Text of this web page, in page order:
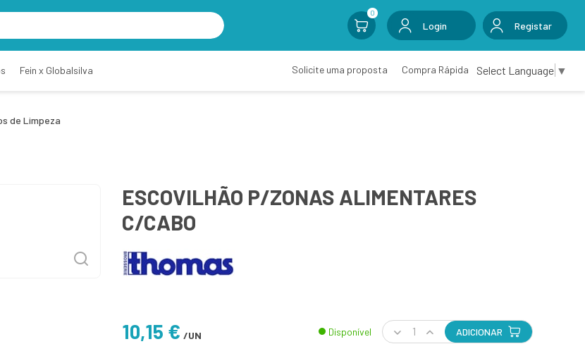
0
Login Registar
Fein x Globalsilva Solicite uma proposta Compra Rápida Select Language ▼
de Limpeza
ESCOVILHÃO P/ZONAS ALIMENTARES
C/CABO
10,15 € /UN Disponível ADICIONAR